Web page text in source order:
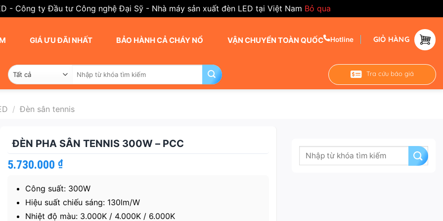
- Công ty Đầu tư Công nghệ Đại Sỹ - Nhà máy sản xuất đèn LED tại Việt Nam Bỏ qua
GIÁ ƯU ĐÃI NHẤT BẢO HÀNH CẢ CHÁY NỔ VẬN CHUYỂN TOÀN QUỐC Hotline GIỎ HÀNG
kiếm:
Tra cứu báo giá
/ Đèn sân tennis
ĐÈN PHA SÂN TENNIS 300W – PCC
5.730.000 ₫
Công suất: 300W
Hiệu suất chiếu sáng: 130lm/W
Nhiệt độ màu: 3.000K / 4.000K / 6.000K